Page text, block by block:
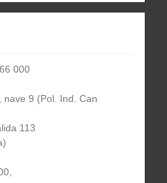
000
nave 9 (Pol. Ind. Can
113